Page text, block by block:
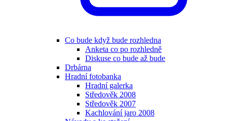
Co bude když bude rozhledna
Anketa co po rozhledně
Diskuse co bude až bude
Drbárna
Hradní fotobanka
Hradní galerka
Středověk 2008
Středověk 2007
Kachlování jaro 2008